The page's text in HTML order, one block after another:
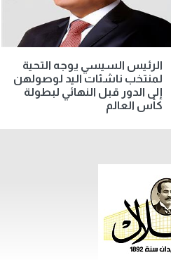
الرئيس السيسي يوجه التحية
لمنتخب ناشئات اليد لوصولهن
إلى الدور قبل النهائي لبطولة
كأس العالم